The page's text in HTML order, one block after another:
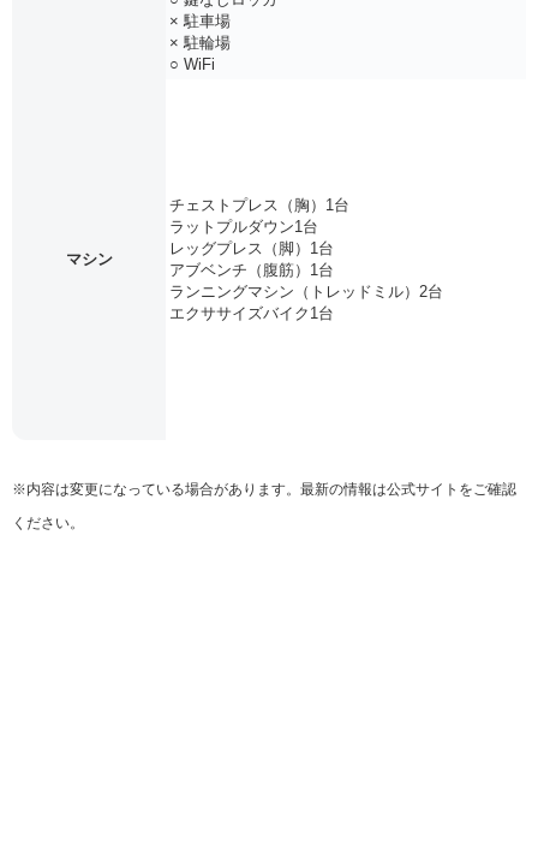
× 駐車場
× 駐輪場
○ WiFi
マシン
チェストプレス（胸）1台
ラットプルダウン1台
レッグプレス（脚）1台
アブベンチ（腹筋）1台
ランニングマシン（トレッドミル）2台
エクササイズバイク1台
※内容は変更になっている場合があります。最新の情報は公式サイトをご確認
ください。